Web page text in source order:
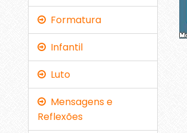
Formatura
Infantil
Luto
Mensagens e
Reflexões